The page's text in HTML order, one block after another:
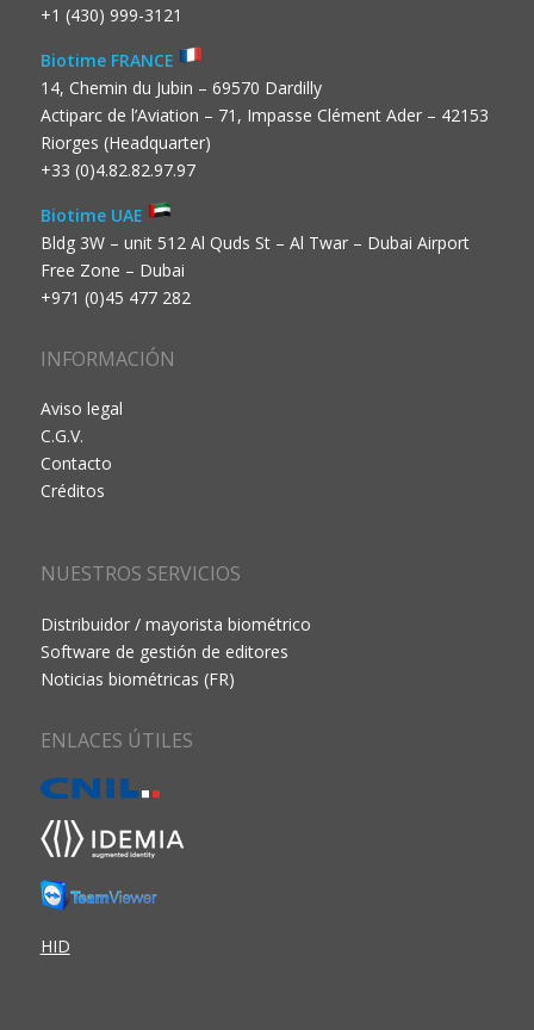
+1 (430) 999-3121
Biotime FRANCE
14, Chemin du Jubin – 69570 Dardilly
Actiparc de l’Aviation – 71, Impasse Clément Ader – 42153
Riorges (Headquarter)
+33 (0)4.82.82.97.97
Biotime UAE
Bldg 3W – unit 512 Al Quds St – Al Twar – Dubai Airport
Free Zone – Dubai
+971 (0)45 477 282
INFORMACIÓN
Aviso legal
C.G.V.
Contacto
Créditos
NUESTROS SERVICIOS
Distribuidor / mayorista biométrico
Software de gestión de editores
Noticias biométricas (FR)
ENLACES ÚTILES
HID